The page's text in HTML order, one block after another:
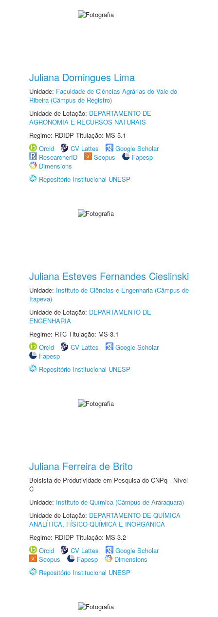
Juliana Domingues Lima
Unidade: Faculdade de Ciências Agrárias do Vale do
Ribeira (Câmpus de Registro)
Unidade de Lotação: DEPARTAMENTO DE
AGRONOMIA E RECURSOS NATURAIS
Regime: RDIDP Titulação: MS-5.1
Orcid
CV Lattes
Google Scholar
ResearcherID
Scopus
Fapesp
Dimensions
Repositório Institucional UNESP
Juliana Esteves Fernandes Cieslinski
Unidade: Instituto de Ciências e Engenharia (Câmpus de
Itapeva)
Unidade de Lotação: DEPARTAMENTO DE
ENGENHARIA
Regime: RTC Titulação: MS-3.1
Orcid
CV Lattes
Google Scholar
Fapesp
Repositório Institucional UNESP
Juliana Ferreira de Brito
Bolsista de Produtividade em Pesquisa do CNPq - Nível
C
Unidade: Instituto de Química (Câmpus de Araraquara)
Unidade de Lotação: DEPARTAMENTO DE QUÍMICA
ANALÍTICA, FÍSICO-QUÍMICA E INORGÂNICA
Regime: RDIDP Titulação: MS-3.2
Orcid
CV Lattes
Google Scholar
Scopus
Fapesp
Dimensions
Repositório Institucional UNESP